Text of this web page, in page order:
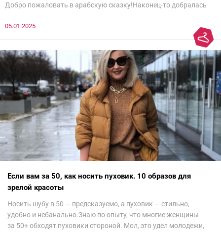
Добро пожаловать в арабскую сказку!Наконец-то добралась
все и осталась под глубоким впечатлением. Национальный
невероятно красиво.Все стереотипы, какие были у меня насчет
арабских дизайнеров, рассеялись как дым. А столько красоты
сегодня сложно увидеть на других известных неделях
мод.Самое интересное сейчас покажу ?
05.01.2025
Если вам за 50, как носить пуховик. 10 образов для
зрелой красоты
Носить шубу в 50 — предсказуемо, а пуховик — стильно,
удобно и небанально.Знаю по опыту, что многие женщины
за 50+ обходят пуховики стороной. Мол, это удел молодежи,